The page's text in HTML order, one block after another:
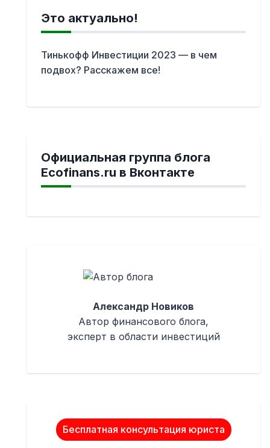
Это актуально!
Тинькофф Инвестиции 2023 — в чем
подвох? Расскажем все!
Официальная группа блога
Ecofinans.ru в Вконтакте
Александр Новиков
Автор финансового блога,
эксперт в области инвестиций
Бесплатная консультация юриста